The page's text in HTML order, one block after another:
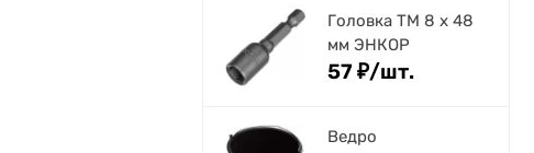
Головка ТМ 8 х 48
мм ЭНКОР
57 ₽/шт.
Ведро